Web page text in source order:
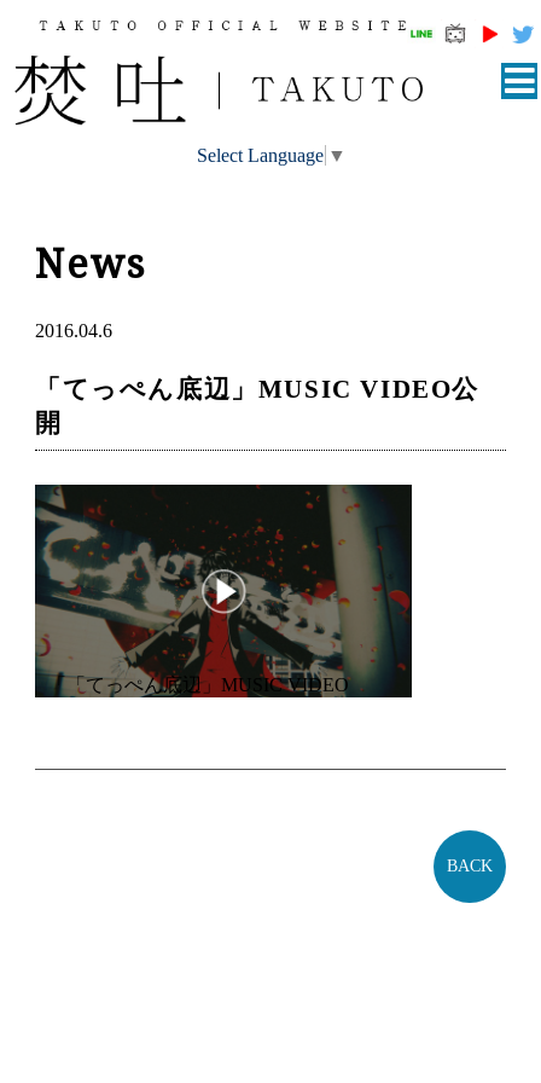
Select Language ▼
News
2016.04.6
「てっぺん底辺」MUSIC VIDEO公
開
「「てっぺん底辺」MUSIC VIDEO
BACK